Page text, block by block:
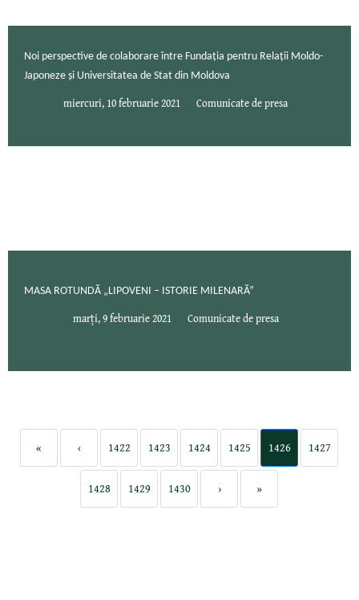
Noi perspective de colaborare între Fundația pentru Relații Moldo-
Japoneze și Universitatea de Stat din Moldova
miercuri, 10 februarie 2021 Comunicate de presa
MASA ROTUNDĂ „LIPOVENI – ISTORIE MILENARĂ”
marți, 9 februarie 2021 Comunicate de presa
« ‹ 1422 1423 1424 1425 1426 1427
1428 1429 1430 › »